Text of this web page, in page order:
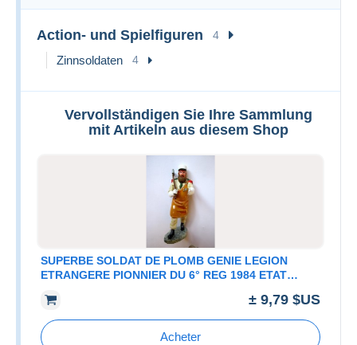
Action- und Spielfiguren 4
Zinnsoldaten 4
Vervollständigen Sie Ihre Sammlung
mit Artikeln aus diesem Shop
SUPERBE SOLDAT DE PLOMB GENIE LEGION
ETRANGERE PIONNIER DU 6° REG 1984 ETAT
± 9,79 $US
Acheter